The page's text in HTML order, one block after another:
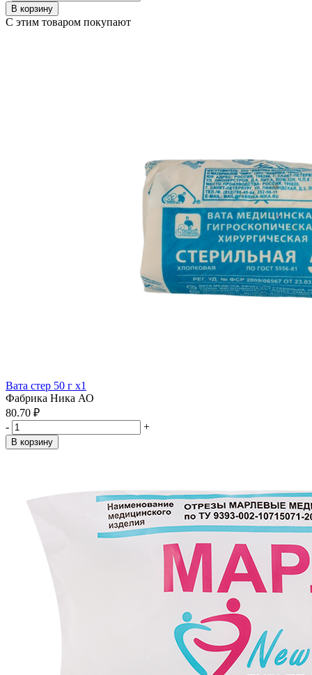
В корзину
С этим товаром покупают
Вата стер 50 г x1
Фабрика Ника АО
80.70 ₽
-
+
В корзину